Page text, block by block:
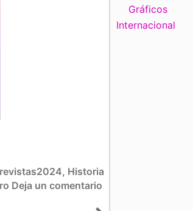
, Historia
Deja un comentario
Gráficos
Internacional